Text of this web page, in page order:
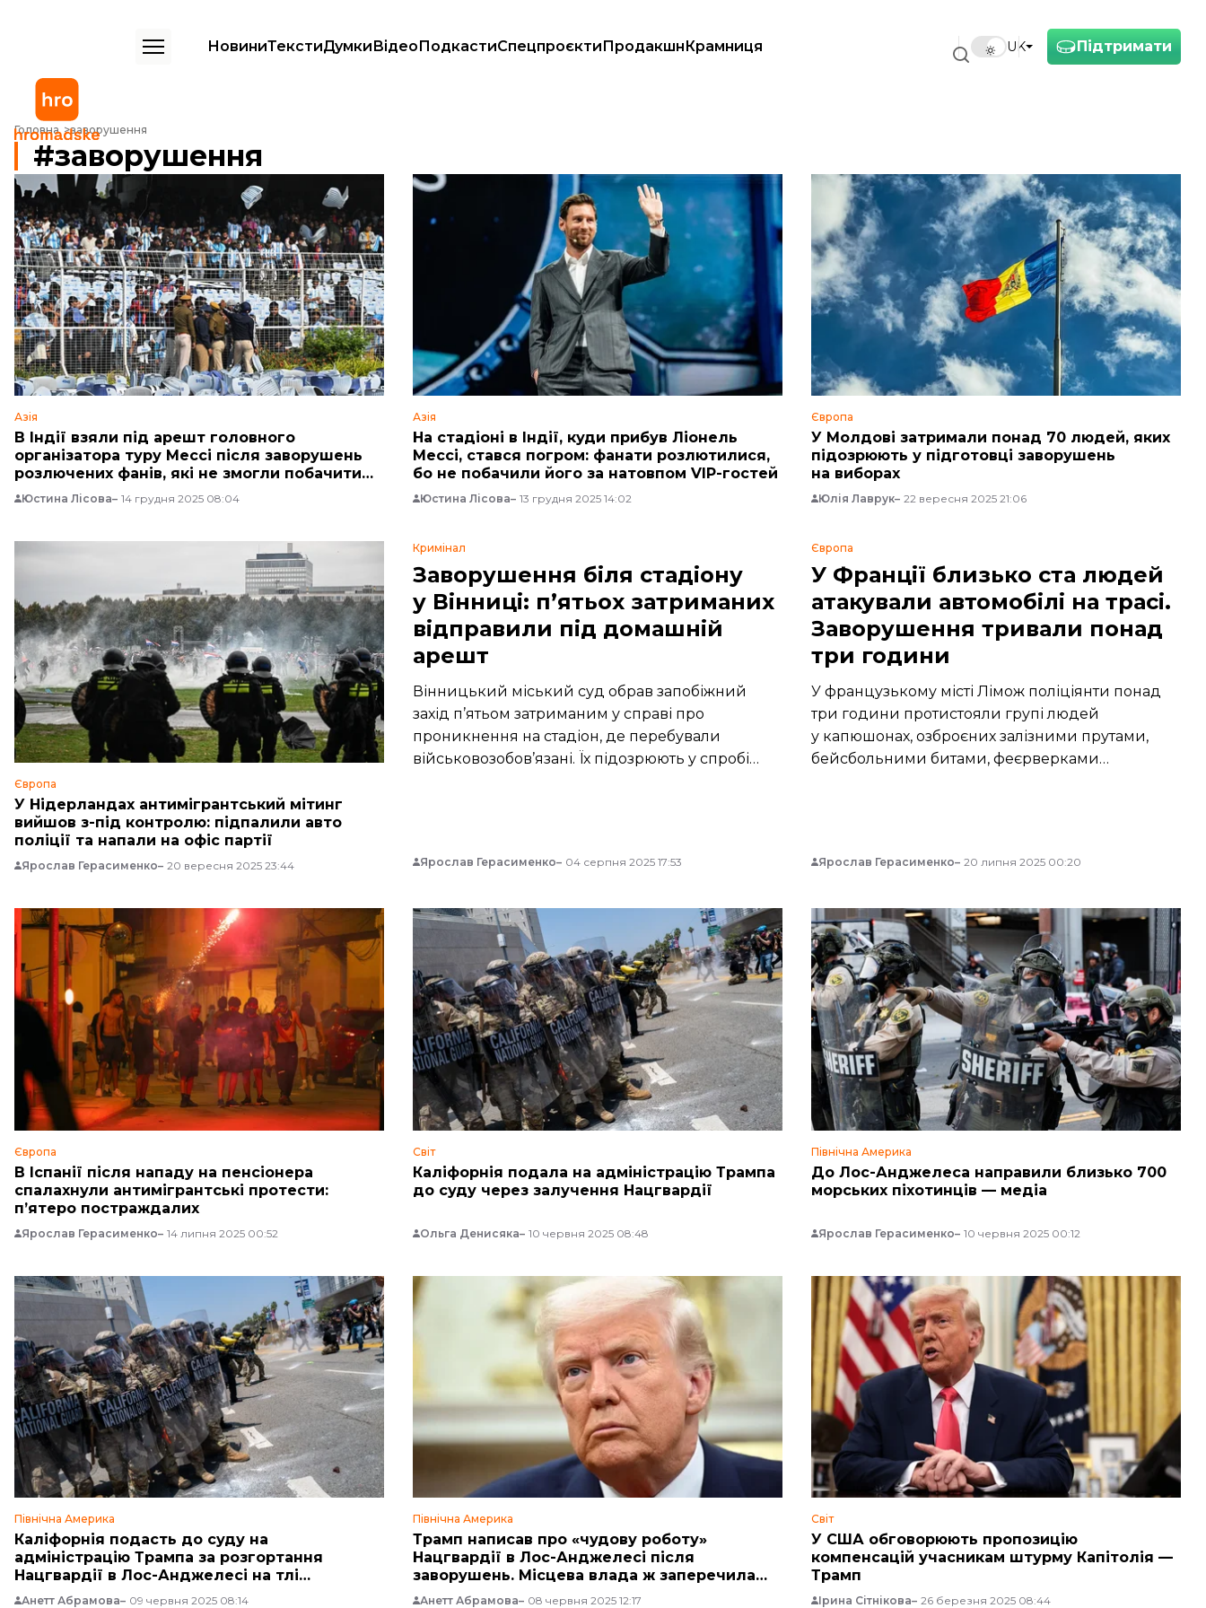
Підтримати
UK
НовиниТекстиДумкиВідеоПодкастиСпецпроєктиПродакшнКрамниця
Головна заворушення
заворушення
Азія
В Індії взяли під арешт головного
організатора туру Мессі після заворушень
розлючених фанів, які не змогли побачити
футболіста
Юстина Лісова 14 грудня 2025 08:04
Азія
На стадіоні в Індії, куди прибув Ліонель
Мессі, стався погром: фанати розлютилися,
бо не побачили його за натовпом VIP-гостей
Юстина Лісова 13 грудня 2025 14:02
Європа
У Молдові затримали понад 70 людей, яких
підозрюють у підготовці заворушень
на виборах
Юлія Лаврук 22 вересня 2025 21:06
Європа
У Нідерландах антимігрантський мітинг
вийшов з-під контролю: підпалили авто
поліції та напали на офіс партії
Ярослав Герасименко 20 вересня 2025 23:44
Кримінал
Заворушення біля стадіону
у Вінниці: п’ятьох затриманих
відправили під домашній
арешт
Вінницький міський суд обрав запобіжний
захід п’ятьом затриманим у справі про
проникнення на стадіон, де перебували
військовозобов’язані. Їх підозрюють у спробі
Ярослав Герасименко 04 серпня 2025 17:53
Європа
У Франції близько ста людей
атакували автомобілі на трасі.
Заворушення тривали понад
три години
У французькому місті Лімож поліціянти понад
три години протистояли групі людей
у капюшонах, озброєних залізними прутами,
бейсбольними битами, феєрверками
Ярослав Герасименко 20 липня 2025 00:20
Європа
В Іспанії після нападу на пенсіонера
спалахнули антимігрантські протести:
п’ятеро постраждалих
Ярослав Герасименко 14 липня 2025 00:52
Світ
Каліфорнія подала на адміністрацію Трампа
до суду через залучення Нацгвардії
Ольга Денисяка 10 червня 2025 08:48
Північна Америка
До Лос-Анджелеса направили близько 700
морських піхотинців — медіа
Ярослав Герасименко 10 червня 2025 00:12
Північна Америка
Каліфорнія подасть до суду на
адміністрацію Трампа за розгортання
Нацгвардії в Лос-Анджелесі на тлі
заворушень
Анетт Абрамова 09 червня 2025 08:14
Північна Америка
Трамп написав про «чудову роботу»
Нацгвардії в Лос-Анджелесі після
заворушень. Місцева влада ж заперечила
появу бійців
Анетт Абрамова 08 червня 2025 12:17
Світ
У США обговорюють пропозицію
компенсацій учасникам штурму Капітолія —
Трамп
Ірина Сітнікова 26 березня 2025 08:44